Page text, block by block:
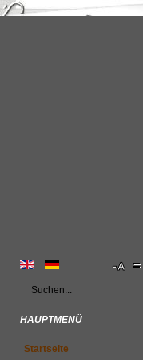
HAUPTMENÜ
Startseite